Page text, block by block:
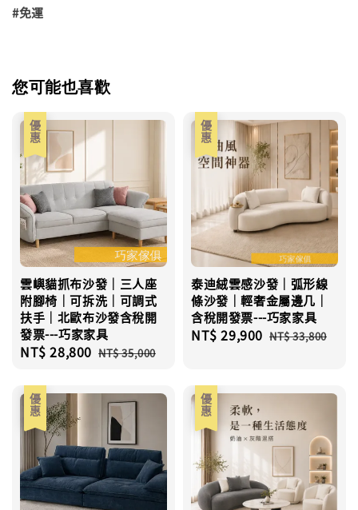
#免運
您可能也喜歡
優惠
雲嶼貓抓布沙發｜三人座
附腳椅｜可拆洗｜可調式
扶手｜北歐布沙發含稅開
發票---巧家家具
Sale
NT$ 28,800 Regular
NT$ 35,000
優惠
泰迪絨雲感沙發｜弧形線
條沙發｜輕奢金屬邊几｜
含稅開發票---巧家家具
Sale
NT$ 29,900 Regular
NT$ 33,800
優惠 優惠